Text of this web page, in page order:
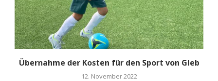
Übernahme der Kosten für den Sport von Gleb
12. November 2022